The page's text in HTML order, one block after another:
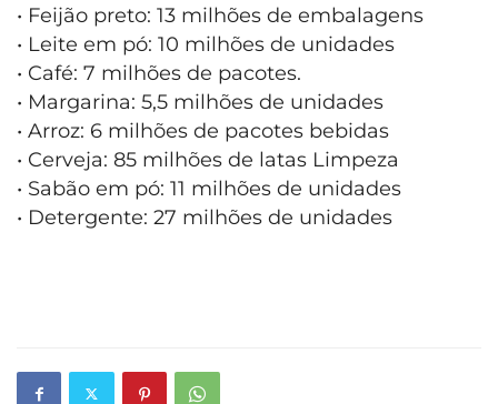
• Feijão preto: 13 milhões de embalagens
• Leite em pó: 10 milhões de unidades
• Café: 7 milhões de pacotes.
• Margarina: 5,5 milhões de unidades
• Arroz: 6 milhões de pacotes bebidas
• Cerveja: 85 milhões de latas Limpeza
• Sabão em pó: 11 milhões de unidades
• Detergente: 27 milhões de unidades